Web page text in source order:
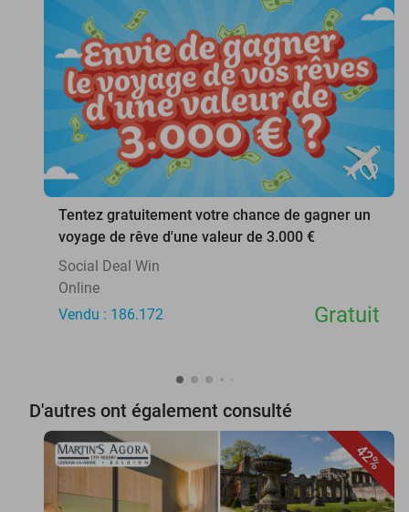
favorite_border
Tentez gratuitement votre chance de gagner un
voyage de rêve d'une valeur de 3.000 €
Social Deal Win
Online
Vendu : 186.172
Gratuit
D'autres ont également consulté
42%